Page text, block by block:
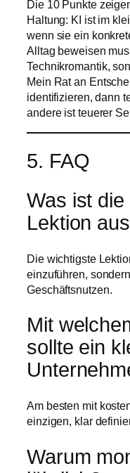
Die 10 Punkte
Haltung: KI ist im
wenn sie ein
Alltag beweisen
Technikromantik,
Mein Rat an
identifizieren, dann
andere ist teuerer
5. FAQ
Was ist
Lektion
Die wichtigste
einzuführen,
Geschäftsnutzen.
Mit
sollte ein
Am besten mit
einzigen, klar
Warum